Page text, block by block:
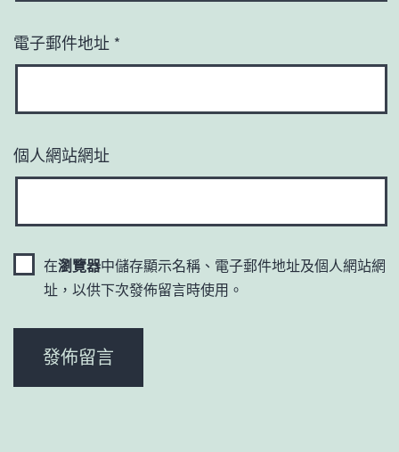
電子郵件地址 *
個人網站網址
在瀏覽器中儲存顯示名稱、電子郵件地址及個人網站網
址，以供下次發佈留言時使用。